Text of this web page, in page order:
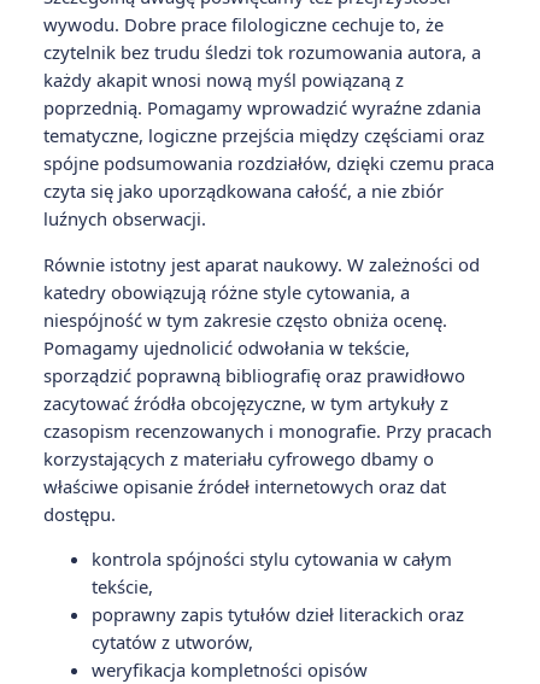
wywodu. Dobre prace filologiczne cechuje to, że
czytelnik bez trudu śledzi tok rozumowania autora, a
każdy akapit wnosi nową myśl powiązaną z
poprzednią. Pomagamy wprowadzić wyraźne zdania
tematyczne, logiczne przejścia między częściami oraz
spójne podsumowania rozdziałów, dzięki czemu praca
czyta się jako uporządkowana całość, a nie zbiór
luźnych obserwacji.
Równie istotny jest aparat naukowy. W zależności od
katedry obowiązują różne style cytowania, a
niespójność w tym zakresie często obniża ocenę.
Pomagamy ujednolicić odwołania w tekście,
sporządzić poprawną bibliografię oraz prawidłowo
zacytować źródła obcojęzyczne, w tym artykuły z
czasopism recenzowanych i monografie. Przy pracach
korzystających z materiału cyfrowego dbamy o
właściwe opisanie źródeł internetowych oraz dat
dostępu.
kontrola spójności stylu cytowania w całym
tekście,
poprawny zapis tytułów dzieł literackich oraz
cytatów z utworów,
weryfikacja kompletności opisów